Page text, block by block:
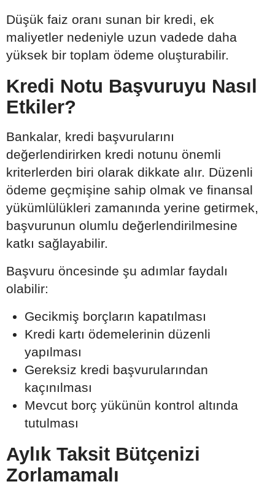
Düşük faiz oranı sunan bir kredi, ek
maliyetler nedeniyle uzun vadede daha
yüksek bir toplam ödeme oluşturabilir.
Kredi Notu Başvuruyu Nasıl
Etkiler?
Bankalar, kredi başvurularını
değerlendirirken kredi notunu önemli
kriterlerden biri olarak dikkate alır. Düzenli
ödeme geçmişine sahip olmak ve finansal
yükümlülükleri zamanında yerine getirmek,
başvurunun olumlu değerlendirilmesine
katkı sağlayabilir.
Başvuru öncesinde şu adımlar faydalı
olabilir:
Gecikmiş borçların kapatılması
Kredi kartı ödemelerinin düzenli
yapılması
Gereksiz kredi başvurularından
kaçınılması
Mevcut borç yükünün kontrol altında
tutulması
Aylık Taksit Bütçenizi
Zorlamamalı